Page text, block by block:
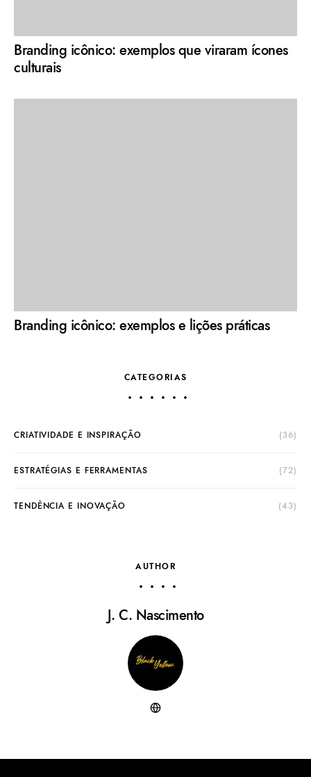
Branding icônico: exemplos que viraram ícones
culturais
Branding icônico: exemplos e lições práticas
CATEGORIAS
CRIATIVIDADE E INSPIRAÇÃO (36)
ESTRATÉGIAS E FERRAMENTAS (72)
TENDÊNCIA E INOVAÇÃO (43)
AUTHOR
J. C. Nascimento